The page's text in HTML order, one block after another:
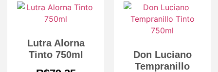
Lutra Alorna
Tinto 750ml
Don Luciano
Tempranillo